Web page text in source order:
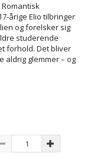
årige Elio tilbringer
og forelsker sig
studerende
forhold. Det bliver
aldrig glemmer – og